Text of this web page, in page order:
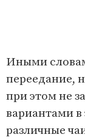
Иными
переедание,
при этом не
вариантами в
различные